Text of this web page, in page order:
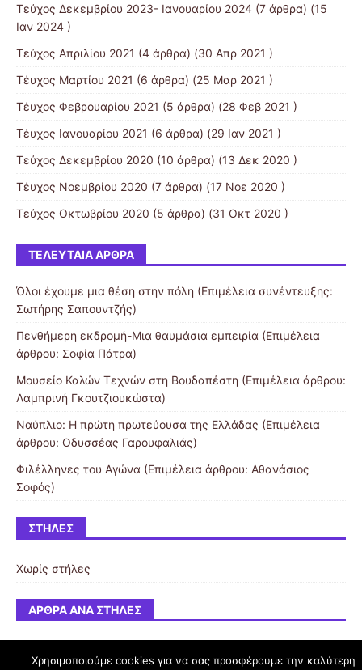
Τεύχος Δεκεμβρίου 2023- Ιανουαρίου 2024 (7 άρθρα) (15
Ιαν 2024 )
Τεύχος Απριλίου 2021 (4 άρθρα) (30 Απρ 2021 )
Τέυχος Μαρτίου 2021 (6 άρθρα) (25 Μαρ 2021 )
Τέυχος Φεβρουαρίου 2021 (5 άρθρα) (28 Φεβ 2021 )
Τέυχος Ιανουαρίου 2021 (6 άρθρα) (29 Ιαν 2021 )
Τεύχος Δεκεμβρίου 2020 (10 άρθρα) (13 Δεκ 2020 )
Τέυχος Νοεμβρίου 2020 (7 άρθρα) (17 Νοε 2020 )
Τεύχος Οκτωβρίου 2020 (5 άρθρα) (31 Οκτ 2020 )
ΤΕΛΕΥΤΑΊΑ ΆΡΘΡΑ
Όλοι έχουμε μια θέση στην πόλη (Επιμέλεια συνέντευξης:
Σωτήρης Σαπουντζής)
Πενθήμερη εκδρομή-Μια θαυμάσια εμπειρία (Επιμέλεια
άρθρου: Σοφία Πάτρα)
Μουσείο Καλών Τεχνών στη Βουδαπέστη (Επιμέλεια άρθρου:
Λαμπρινή Γκουτζιουκώστα)
Ναύπλιο: Η πρώτη πρωτεύουσα της Ελλάδας (Επιμέλεια
άρθρου: Οδυσσέας Γαρουφαλιάς)
Φιλέλληνες του Αγώνα (Επιμέλεια άρθρου: Αθανάσιος
Σοφός)
ΣΤΉΛΕΣ
Χωρίς στήλες
ΆΡΘΡΑ ΑΝΆ ΣΤΉΛΕΣ
Χρησιμοποιούμε cookies για να σας προσφέρουμε την καλύτερη